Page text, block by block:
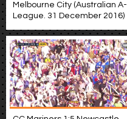
Melbourne City (Australian A-
League. 31 December 2016)